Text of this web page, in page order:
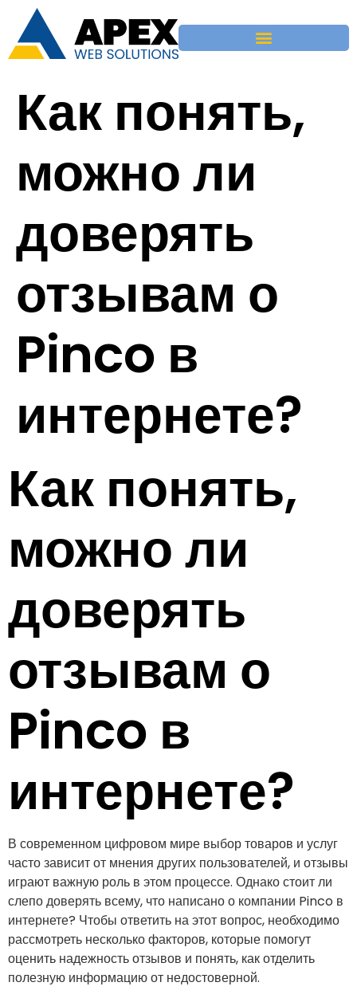
Как понять,
можно ли
доверять
отзывам о
Pinco в
интернете?
Как понять,
можно ли
доверять
отзывам о
Pinco в
интернете?
В современном цифровом мире выбор товаров и услуг
часто зависит от мнения других пользователей, и отзывы
играют важную роль в этом процессе. Однако стоит ли
слепо доверять всему, что написано о компании Pinco в
интернете? Чтобы ответить на этот вопрос, необходимо
рассмотреть несколько факторов, которые помогут
оценить надежность отзывов и понять, как отделить
полезную информацию от недостоверной.